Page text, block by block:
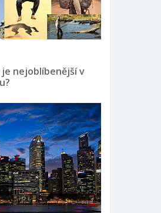
je nejoblíbenější v